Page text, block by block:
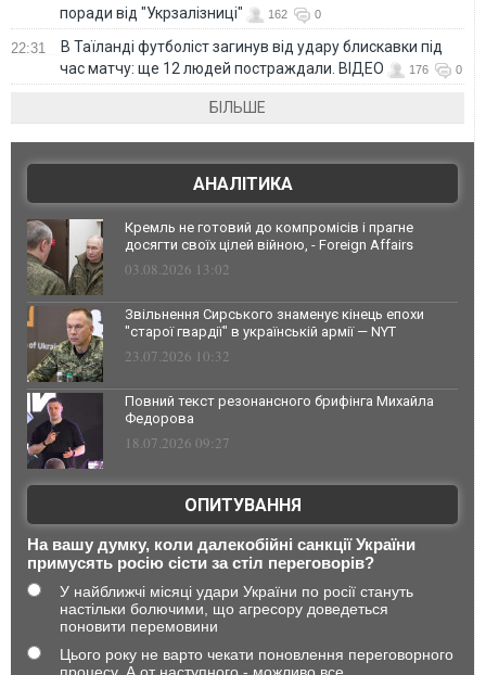
поради від "Укрзалізниці" 162 0
22:31
В Таїланді футболіст загинув від удару блискавки під
час матчу: ще 12 людей постраждали. ВІДЕО
176 0
БІЛЬШЕ
АНАЛІТИКА
Кремль не готовий до компромісів і прагне
досягти своїх цілей війною, - Foreign Affairs
03.08.2026 13:02
Звільнення Сирського знаменує кінець епохи
"старої гвардії" в українській армії — NYT
23.07.2026 10:32
Повний текст резонансного брифінга Михайла
Федорова
18.07.2026 09:27
ОПИТУВАННЯ
На вашу думку, коли далекобійні санкції України
примусять росію сісти за стіл переговорів?
У найближчі місяці удари України по росії стануть
настільки болючими, що агресору доведеться
поновити перемовини
Цього року не варто чекати поновлення переговорного